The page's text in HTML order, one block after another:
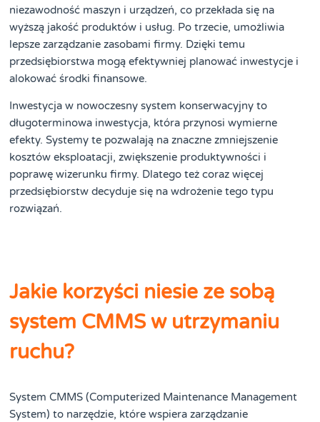
niezawodność maszyn i urządzeń, co przekłada się na
wyższą jakość produktów i usług. Po trzecie, umożliwia
lepsze zarządzanie zasobami firmy. Dzięki temu
przedsiębiorstwa mogą efektywniej planować inwestycje i
alokować środki finansowe.
Inwestycja w nowoczesny system konserwacyjny to
długoterminowa inwestycja, która przynosi wymierne
efekty. Systemy te pozwalają na znaczne zmniejszenie
kosztów eksploatacji, zwiększenie produktywności i
poprawę wizerunku firmy. Dlatego też coraz więcej
przedsiębiorstw decyduje się na wdrożenie tego typu
rozwiązań.
Jakie korzyści niesie ze sobą
system CMMS w utrzymaniu
ruchu?
System CMMS (Computerized Maintenance Management
System) to narzędzie, które wspiera zarządzanie